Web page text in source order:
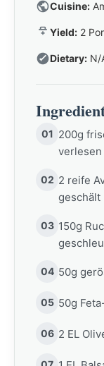
Cuisine:
Yield: 2
Dietary: N/
01 200g
verlesen
02 2 reife
geschält
03 150g
04 50g
05 50g
06 2 EL